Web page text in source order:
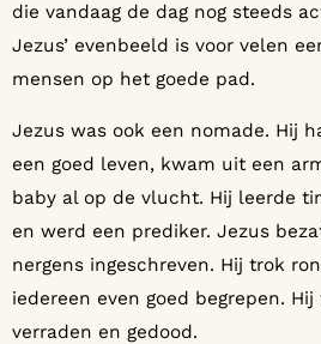
die vandaag de dag nog steeds
Jezus’ evenbeeld is voor velen
mensen op het goede pad.
Jezus was ook een nomade. Hij
een goed leven, kwam uit een
baby al op de vlucht. Hij leerde
en werd een prediker. Jezus
nergens ingeschreven. Hij trok
iedereen even goed begrepen.
verraden en gedood.